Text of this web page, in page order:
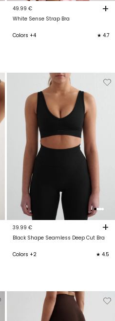
White Sense Strap Bra
49.99 € +
Colors +4 ★ 4.7
aan
verlanglijstje
verlanglijstje
Black Shape Seamless Deep Cut Bra
39.99 € +
Colors +2 ★ 4.5
Verwijderen
verlanglijstje